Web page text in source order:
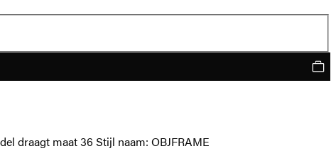
draagt maat 36 Stijl naam: OBJFRAME